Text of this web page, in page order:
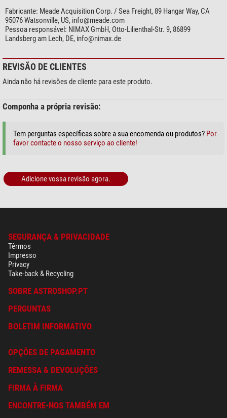
Fabricante: Meade Acquisition Corp. / Sea Freight, 89 Hangar Way, CA
95076 Watsonville, US, info@meade.com
Pessoa responsável: NIMAX GmbH, Otto-Lilienthal-Str. 9, 86899
Landsberg am Lech, DE, info@nimax.de
REVISÃO DE CLIENTES
Ainda não há revisões de cliente para este produto.
Componha a própria revisão:
Tem perguntas específicas sobre a sua encomenda ou produtos? Por
favor contacte o nosso serviço ao cliente!
Adicione vossa revisão agora.
SEGURANÇA & PRIVACIDADE
Têrmos
Impresso
Privacy
Take-back & Recycling
SOBRE ASTROSHOP.PT
PERGUNTAS
BOLETIM INFORMATIVO
OPÇÕES DE PAGAMENTO
REMESSA & DEVOLUÇÕES
FIRMA À FIRMA
ENCONTRE-NOS TAMBÉM EM